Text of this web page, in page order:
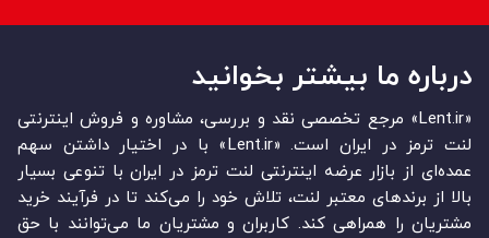
درباره ما بیشتر بخوانید
«Lent.ir» مرجع تخصصی نقد و بررسی، مشاوره و فروش اینترنتی
لنت ترمز در ایران است. «Lent.ir» با در اختیار داشتن سهم
عمده‏‌ای از بازار عرضه اینترنتی لنت ترمز در ایران با تنوعی بسیار
بالا از برندهای معتبر لنت، تلاش خود را می‌‏‏کند تا در فرآیند خرید
مشتریان را همراهی کند. کاربران و مشتریان ما می‏‏‌توانند با حق